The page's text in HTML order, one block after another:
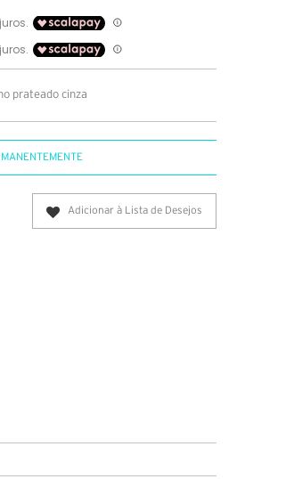
prateado cinza
Adicionar à Lista de Desejos